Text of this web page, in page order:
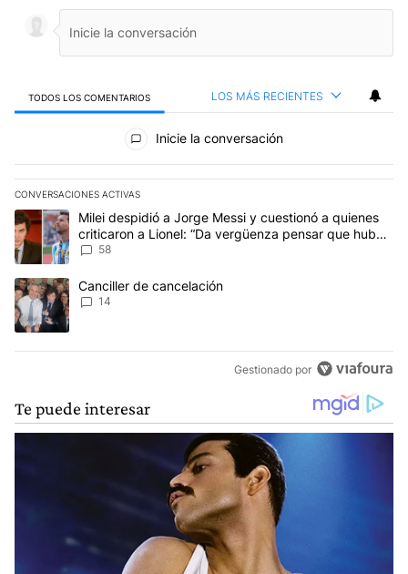
TODOS LOS COMENTARIOS LOS MÁS RECIENTES
Todos los comentarios
Inicie la conversación
CONVERSACIONES ACTIVAS
Este listado muestra los artículos con más comentarios en los
Un artículo de tendencia con el título "Milei despidió a Jorge
Milei despidió a Jorge Messi y cuestionó a quienes
criticaron a Lionel: “Da vergüenza pensar que hubo
anti-Messi”
58
Un artículo de tendencia con el título "Canciller de cancelación"
Canciller de cancelación
14
Gestionado por